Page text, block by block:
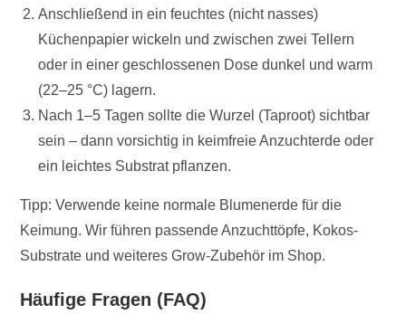
Anschließend in ein feuchtes (nicht nasses)
Küchenpapier wickeln und zwischen zwei Tellern
oder in einer geschlossenen Dose dunkel und warm
(22–25 °C) lagern.
Nach 1–5 Tagen sollte die Wurzel (Taproot) sichtbar
sein – dann vorsichtig in keimfreie Anzuchterde oder
ein leichtes Substrat pflanzen.
Tipp: Verwende keine normale Blumenerde für die
Keimung. Wir führen passende Anzuchttöpfe, Kokos-
Substrate und weiteres Grow-Zubehör im Shop.
Häufige Fragen (FAQ)